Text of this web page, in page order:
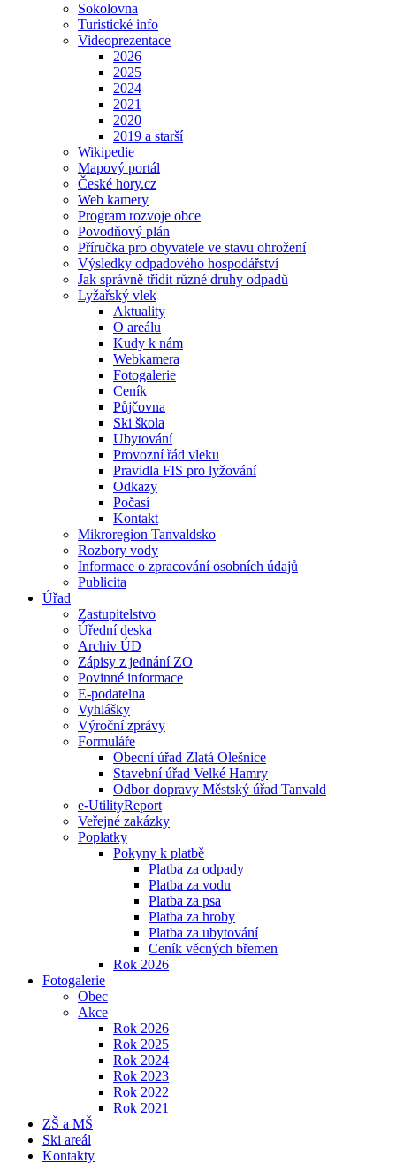
Sokolovna
Turistické info
Videoprezentace
2026
2025
2024
2021
2020
2019 a starší
Wikipedie
Mapový portál
České hory.cz
Web kamery
Program rozvoje obce
Povodňový plán
Příručka pro obyvatele ve stavu ohrožení
Výsledky odpadového hospodářství
Jak správně třídit různé druhy odpadů
Lyžařský vlek
Aktuality
O areálu
Kudy k nám
Webkamera
Fotogalerie
Ceník
Půjčovna
Ski škola
Ubytování
Provozní řád vleku
Pravidla FIS pro lyžování
Odkazy
Počasí
Kontakt
Mikroregion Tanvaldsko
Rozbory vody
Informace o zpracování osobních údajů
Publicita
Úřad
Zastupitelstvo
Úřední deska
Archiv ÚD
Zápisy z jednání ZO
Povinné informace
E-podatelna
Vyhlášky
Výroční zprávy
Formuláře
Obecní úřad Zlatá Olešnice
Stavební úřad Velké Hamry
Odbor dopravy Městský úřad Tanvald
e-UtilityReport
Veřejné zakázky
Poplatky
Pokyny k platbě
Platba za odpady
Platba za vodu
Platba za psa
Platba za hroby
Platba za ubytování
Ceník věcných břemen
Rok 2026
Fotogalerie
Obec
Akce
Rok 2026
Rok 2025
Rok 2024
Rok 2023
Rok 2022
Rok 2021
ZŠ a MŠ
Ski areál
Kontakty